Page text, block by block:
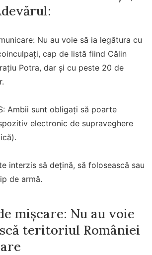
Nu au voie să ia legătura cu
cap de listă fiind Călin
Potra, dar și cu peste 20 de
Ambii sunt obligați să poarte
electronic de supraveghere
interzis să dețină, să folosească sau
de armă.
mișcare: Nu au voie
teritoriul României